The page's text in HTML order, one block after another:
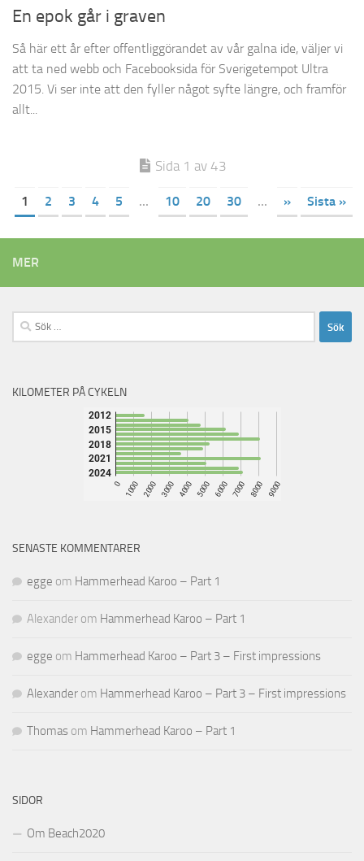
En epok går i graven
Så här ett år efter offentliggörandet av vår galna ide, väljer vi
att ta ned webb och Facebooksida för Sverigetempot Ultra
2015. Vi ser inte att den fyller något syfte längre, och framför
allt...
Sida 1 av 43
1 2 3 4 5 ... 10 20 30 ... » Sista »
MER
Sök
efter:
KILOMETER PÅ CYKELN
SENASTE KOMMENTARER
egge om Hammerhead Karoo – Part 1
Alexander om Hammerhead Karoo – Part 1
egge om Hammerhead Karoo – Part 3 – First impressions
Alexander om Hammerhead Karoo – Part 3 – First impressions
Thomas om Hammerhead Karoo – Part 1
SIDOR
Om Beach2020